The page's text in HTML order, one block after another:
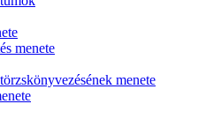
menete
menete